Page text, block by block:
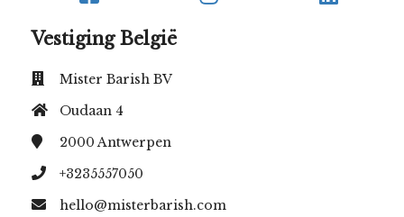
Vestiging België
Mister Barish BV
Oudaan 4
2000Antwerpen
+3235557050
hello@misterbarish.com